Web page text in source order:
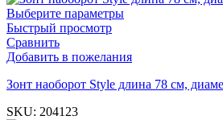
Выберите параметры
Быстрый просмотр
Сравнить
Добавить в пожелания
Зонт наоборот Style длина 78 см,
SKU: 204123